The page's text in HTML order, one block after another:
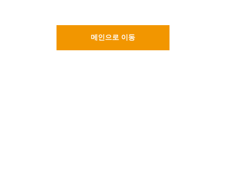
메인으로 이동